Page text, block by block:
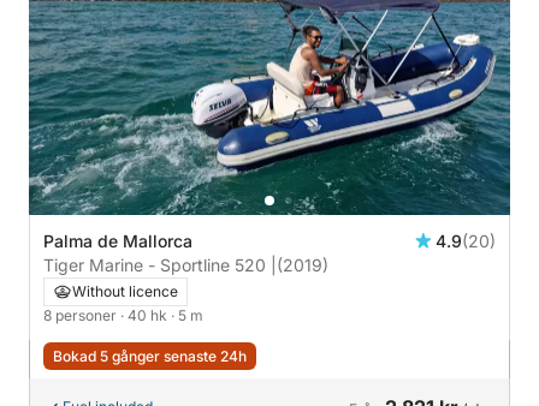
Palma de Mallorca 4.9(20)
Tiger Marine - Sportline 520 | (2019)
Without licence
8 personer · 40 hk · 5 m
Bokad 5 gånger senaste 24h